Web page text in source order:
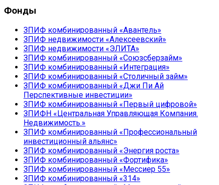
Фонды
ЗПИФ комбинированный «Авантель»
ЗПИФ недвижимости «Алексеевский»
ЗПИФ недвижимости «ЭЛИТА»
ЗПИФ комбинированный «Союзсберзайм»
ЗПИФ комбинированный «Интеграция»
ЗПИФ комбинированный «Столичный займ»
ЗПИФ комбинированный «Джи Пи Ай
Перспективные инвестиции»
ЗПИФ комбинированный «Первый цифровой»
ЗПИФН «Центральная Управляющая Компания.
Недвижимость.»
ЗПИФ комбинированный «Профессиональный
инвестиционный альянс»
ЗПИФ комбинированный «Энергия роста»
ЗПИФ комбинированный «Фортифика»
ЗПИФ комбинированный «Мессиер 55»
ЗПИФ комбинированный «314»